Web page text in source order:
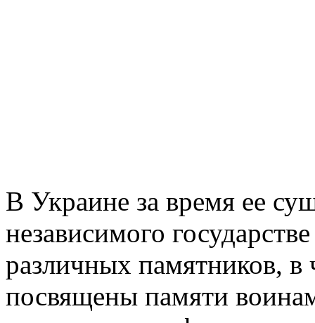
В Украине за время ее
независимого
различных памятников, в
посвящены памяти